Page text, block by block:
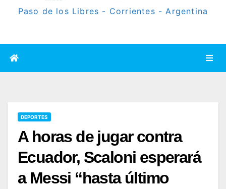
Paso de los Libres - Corrientes - Argentina
DEPORTES
A horas de jugar contra
Ecuador, Scaloni esperará
a Messi “hasta último